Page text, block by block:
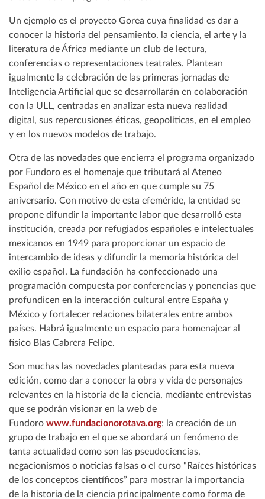
Un ejemplo es el proyecto Gorea cuya finalidad es dar a
conocer la historia del pensamiento, la ciencia, el arte y la
literatura de África mediante un club de lectura,
conferencias o representaciones teatrales. Plantean
igualmente la celebración de las primeras jornadas de
Inteligencia Artificial que se desarrollarán en colaboración
con la ULL, centradas en analizar esta nueva realidad
digital, sus repercusiones éticas, geopolíticas, en el empleo
y en los nuevos modelos de trabajo.
Otra de las novedades que encierra el programa organizado
por Fundoro es el homenaje que tributará al Ateneo
Español de México en el año en que cumple su 75
aniversario. Con motivo de esta efeméride, la entidad se
propone difundir la importante labor que desarrolló esta
institución, creada por refugiados españoles e intelectuales
mexicanos en 1949 para proporcionar un espacio de
intercambio de ideas y difundir la memoria histórica del
exilio español. La fundación ha confeccionado una
programación compuesta por conferencias y ponencias que
profundicen en la interacción cultural entre España y
México y fortalecer relaciones bilaterales entre ambos
países. Habrá igualmente un espacio para homenajear al
físico Blas Cabrera Felipe.
Son muchas las novedades planteadas para esta nueva
edición, como dar a conocer la obra y vida de personajes
relevantes en la historia de la ciencia, mediante entrevistas
que se podrán visionar en la web de
Fundoro www.fundacionorotava.org; la creación de un
grupo de trabajo en el que se abordará un fenómeno de
tanta actualidad como son las pseudociencias,
negacionismos o noticias falsas o el curso “Raíces históricas
de los conceptos científicos” para mostrar la importancia
de la historia de la ciencia principalmente como forma de